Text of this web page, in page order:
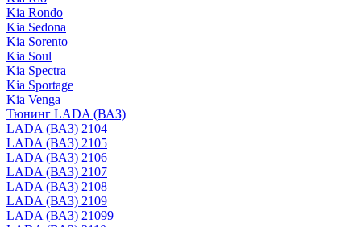
Kia Rondo
Kia Sedona
Kia Sorento
Kia Soul
Kia Spectra
Kia Sportage
Kia Venga
Тюнинг LADA (ВАЗ)
LADA (ВАЗ) 2104
LADA (ВАЗ) 2105
LADA (ВАЗ) 2106
LADA (ВАЗ) 2107
LADA (ВАЗ) 2108
LADA (ВАЗ) 2109
LADA (ВАЗ) 21099